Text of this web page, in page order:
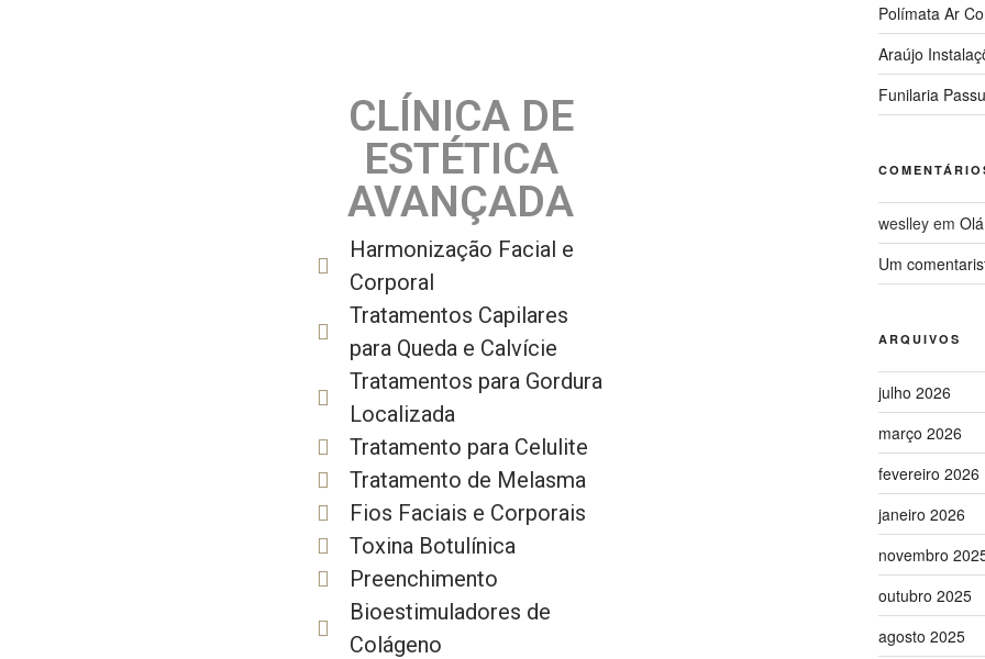
CLÍNICA DE
ESTÉTICA
AVANÇADA
Harmonização Facial e
Corporal
Tratamentos Capilares
para Queda e Calvície
Tratamentos para Gordura
Localizada
Tratamento para Celulite
Tratamento de Melasma
Fios Faciais e Corporais
Toxina Botulínica
Preenchimento
Bioestimuladores de
Colágeno
Polímata Ar
Araújo
Funilaria
weslleyem
Um
ARQUIVOS
julho 2026
março 2026
fevereiro 2026
janeiro 2026
novembro
outubro 2025
agosto 2025